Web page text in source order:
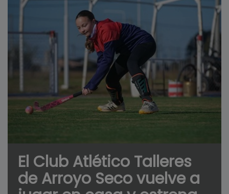
El Club Atlético Talleres
de Arroyo Seco vuelve a